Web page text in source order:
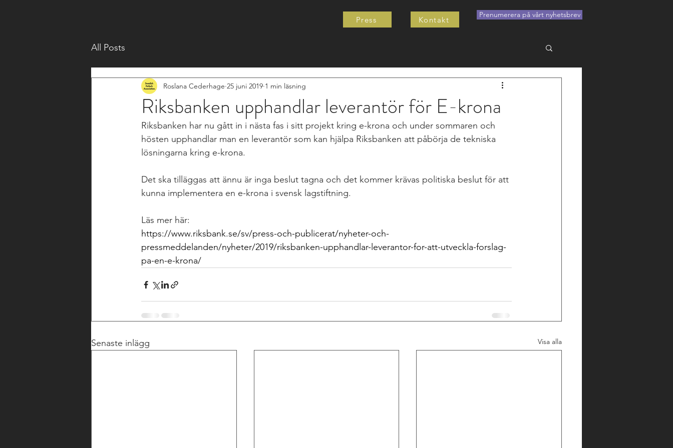
Press Kontakt
Prenumerera på vårt nyhetsbrev
All Posts
Riksbanken upphandlar leverantör för E-krona
Roslana Cederhage 25 juni 2019 1 min läsning
Riksbanken har nu gått in i nästa fas i sitt projekt kring e-krona och under sommaren och
hösten upphandlar man en leverantör som kan hjälpa Riksbanken att påbörja de tekniska
lösningarna kring e-krona.
Det ska tilläggas att ännu är inga beslut tagna och det kommer krävas politiska beslut för att
kunna implementera en e-krona i svensk lagstiftning.
Läs mer här:
https://www.riksbank.se/sv/press-och-publicerat/nyheter-och-
pressmeddelanden/nyheter/2019/riksbanken-upphandlar-leverantor-for-att-utveckla-forslag-
pa-en-e-krona/
Senaste inlägg Visa alla